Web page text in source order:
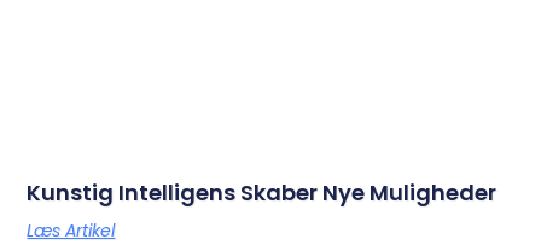
Kunstig Intelligens Skaber Nye Muligheder
Læs Artikel